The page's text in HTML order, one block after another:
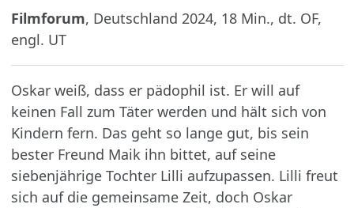
Filmforum, Deutschland 2024, 18 Min., dt. OF,
engl. UT
Oskar weiß, dass er pädophil ist. Er will auf
keinen Fall zum Täter werden und hält sich von
Kindern fern. Das geht so lange gut, bis sein
bester Freund Maik ihn bittet, auf seine
siebenjährige Tochter Lilli aufzupassen. Lilli freut
sich auf die gemeinsame Zeit, doch Oskar